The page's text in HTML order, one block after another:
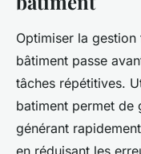
Optimiser la
bâtiment passe
tâches répétitives.
batiment permet de
générant
en réduisant les